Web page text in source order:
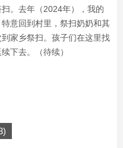
。去年（2024年），我的
意回到村里，祭扫奶奶和其
家乡祭扫。孩子们在这里找
下去。（待续）
)